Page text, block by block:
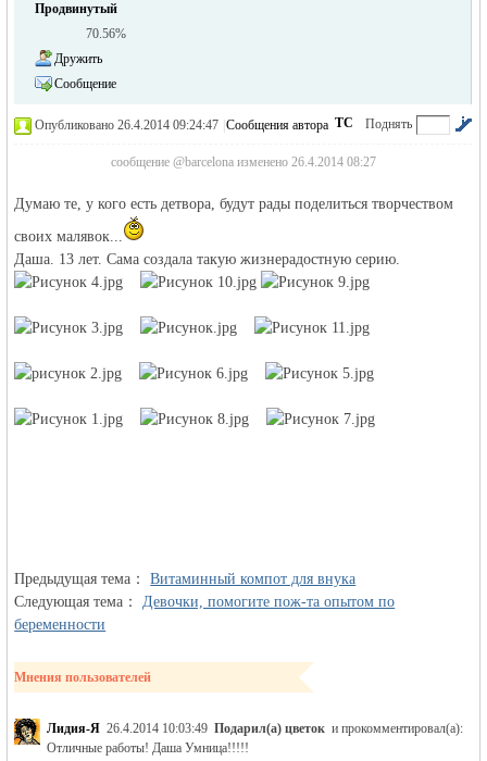
жизнь и
MEINLAND.
Продвинутый
70.56%
Дружить
Сообщение
Поднять
ТС
Опубликовано 26.4.2014 09:24:47 Сообщения автора
сообщение @barcelona изменено 26.4.2014 08:27
Думаю те, у кого есть детвора, будут рады поделиться творчеством
своих малявок...
Даша. 13 лет. Сама создала такую жизнерадостную серию.
Предыдущая тема：Витаминный компот для внука
Следующая тема：Девочки, помогите пож-та опытом по
беременности
Мнения пользователей
Лидия-Я 26.4.2014 10:03:49Подарил(а) цветок и прокомментировал(а):
Отличные работы! Даша Умница!!!!!